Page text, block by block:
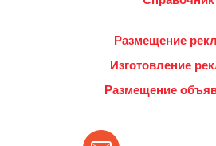
Размещение
Изготовление
Размещение